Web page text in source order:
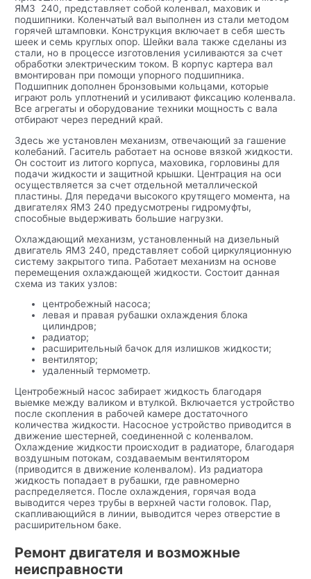
ЯМЗ 240, представляет собой коленвал, маховик и
подшипники. Коленчатый вал выполнен из стали методом
горячей штамповки. Конструкция включает в себя шесть
шеек и семь круглых опор. Шейки вала также сделаны из
стали, но в процессе изготовления усиливаются за счет
обработки электрическим током. В корпус картера вал
вмонтирован при помощи упорного подшипника.
Подшипник дополнен бронзовыми кольцами, которые
играют роль уплотнений и усиливают фиксацию коленвала.
Все агрегаты и оборудование техники мощность с вала
отбирают через передний край.
Здесь же установлен механизм, отвечающий за гашение
колебаний. Гаситель работает на основе вязкой жидкости.
Он состоит из литого корпуса, маховика, горловины для
подачи жидкости и защитной крышки. Центрация на оси
осуществляется за счет отдельной металлической
пластины. Для передачи высокого крутящего момента, на
двигателях ЯМЗ 240 предусмотрены гидромуфты,
способные выдерживать большие нагрузки.
Охлаждающий механизм, установленный на дизельный
двигатель ЯМЗ 240, представляет собой циркуляционную
систему закрытого типа. Работает механизм на основе
перемещения охлаждающей жидкости. Состоит данная
схема из таких узлов:
центробежный насоса;
левая и правая рубашки охлаждения блока
цилиндров;
радиатор;
расширительный бачок для излишков жидкости;
вентилятор;
удаленный термометр.
Центробежный насос забирает жидкость благодаря
выемке между валиком и втулкой. Включается устройство
после скопления в рабочей камере достаточного
количества жидкости. Насосное устройство приводится в
движение шестерней, соединенной с коленвалом.
Охлаждение жидкости происходит в радиаторе, благодаря
воздушным потокам, создаваемым вентилятором
(приводится в движение коленвалом). Из радиатора
жидкость попадает в рубашки, где равномерно
распределяется. После охлаждения, горячая вода
выводится через трубы в верхней части головок. Пар,
скапливающийся в линии, выводится через отверстие в
расширительном баке.
Ремонт двигателя и возможные
неисправности